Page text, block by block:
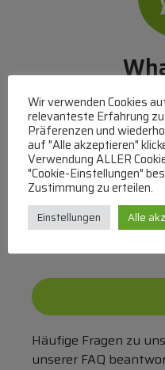
Mit WhatsApp
(MO-DO 8-17, FR
Bei uns können Sie
Überweisung
MasterCard
Häufige Fragen zu
unserer FAQ
Wir verwenden Cookies
relevanteste Erfahrung
Präferenzen und
auf "Alle akzeptieren"
Verwendung ALLER
"Cookie-Einstellungen"
Zustimmung zu erteilen.
Einstellungen Alle